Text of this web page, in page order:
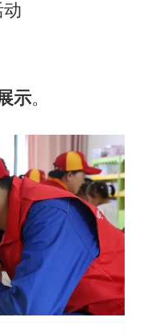
戏短剧已下架
示。